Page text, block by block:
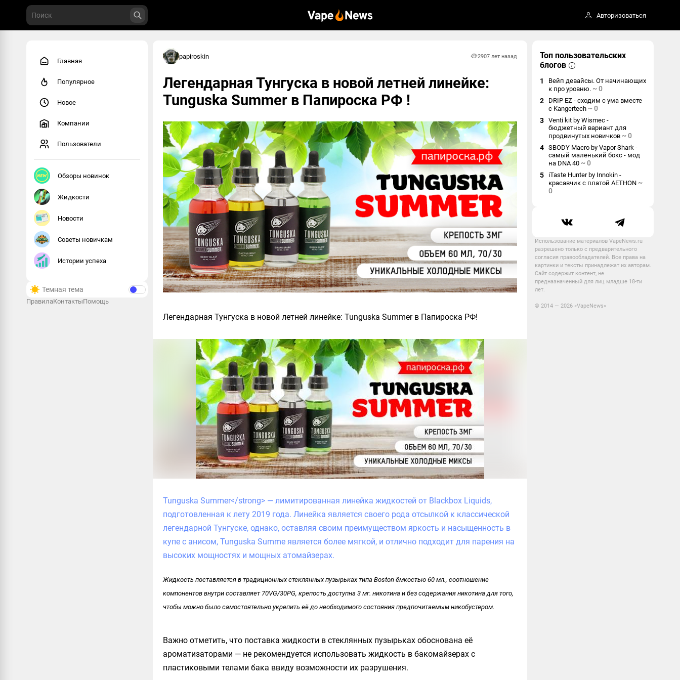
Авторизоваться
Главная
Популярное
Новое
Компании
Пользователи
Обзоры новинок
Жидкости
Новости
Советы новичкам
Истории успеха
Темная тема
ПравилаКонтактыПомощь
papiroskin 2907 лет назад
Легендарная Тунгуска в новой летней линейке:
Tunguska Summer в Папироска РФ !
Легендарная Тунгуска в новой летней линейке: Tunguska Summer в Папироска РФ!
Tunguska Summer</strong> — лимитированная линейка жидкостей от Blackbox Liquids,
подготовленная к лету 2019 года. Линейка является своего рода отсылкой к классической
легендарной Тунгуске, однако, оставляя своим преимуществом яркость и насыщенность в
купе с анисом, Tunguska Summe является более мягкой, и отлично подходит для парения на
высоких мощностях и мощных атомайзерах.
Жидкость поставляется в традиционных стеклянных пузырьках типа Boston ёмкостью 60 мл., соотношение
компонентов внутри составляет 70VG/30PG, крепость доступна 3 мг. никотина и без содержания никотина для того,
чтобы можно было самостоятельно укрепить её до необходимого состояния предпочитаемым никобустером.
Важно отметить, что поставка жидкости в стеклянных пузырьках обоснована её
ароматизаторами — не рекомендуется использовать жидкость в бакомайзерах с
пластиковыми телами бака ввиду возможности их разрушения.
Топ пользовательских
блогов
1
Вейп девайсы. От начинающих
к про уровню. ~0
2
DRIP EZ - сходим с ума вместе
с Kangertech ~0
3 Venti kit by Wismec -
бюджетный вариант для
продвинутых новичков ~0
4 SBODY Macro by Vapor Shark -
самый маленький бокс - мод
на DNA 40 ~0
5
iTaste Hunter by Innokin -
красавчик с платой AETHON ~
0
Использование материалов VapeNews.ru
разрешено только с предварительного
согласия правообладателей. Все права на
картинки и тексты принадлежат их авторам.
Сайт содержит контент, не
предназначенный для лиц младше 18-ти
лет.
© 2014 — 2026 «VapeNews»